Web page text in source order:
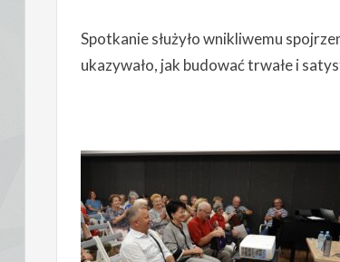
Spotkanie służyło wnikliwemu
ukazywało, jak budować trwałe i